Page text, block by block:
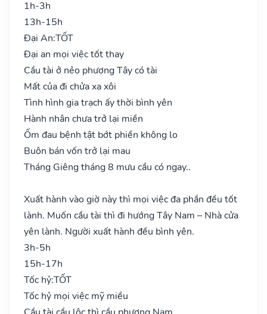
1h-3h
13h-15h
Đại An:TỐT
Đại an mọi việc tốt thay
Cầu tài ở nẻo phương Tây có tài
Mất của đi chửa xa xôi
Tình hình gia trạch ấy thời bình yên
Hành nhân chưa trở lại miền
Ốm đau bệnh tật bớt phiền không lo
Buôn bán vốn trở lại mau
Tháng Giêng tháng 8 mưu cầu có ngay..
Xuất hành vào giờ này thì mọi việc đa phần đều tốt
lành. Muốn cầu tài thì đi hướng Tây Nam – Nhà cửa
yên lành. Người xuất hành đều bình yên.
3h-5h
15h-17h
Tốc hỷ:TỐT
Tốc hỷ mọi việc mỹ miều